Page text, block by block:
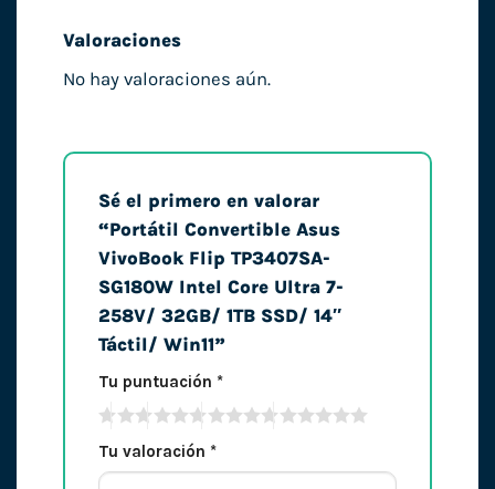
Valoraciones
No hay valoraciones aún.
Sé el primero en valorar
“Portátil Convertible Asus
VivoBook Flip TP3407SA-
SG180W Intel Core Ultra 7-
258V/ 32GB/ 1TB SSD/ 14″
Táctil/ Win11”
Tu puntuación *
Tu valoración *